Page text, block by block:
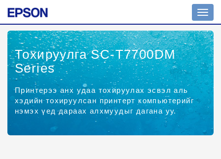
Тохируулга SC-T7700DM
Series
Принтерээ анх удаа тохируулах эсвэл аль
хэдийн тохируулсан принтерт компьютерийг
нэмэх үед дараах алхмуудыг дагана уу.